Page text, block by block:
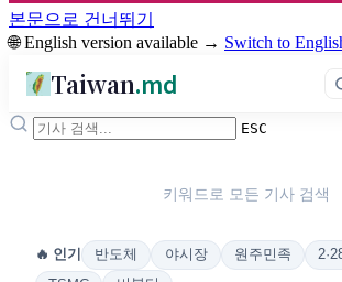
본문으로 건너뛰기
🌐 English version available → Switch to
Taiwan.md
ESC
키워드로 모든 기사 검색
🔥 인기 반도체 야시장 원주민족